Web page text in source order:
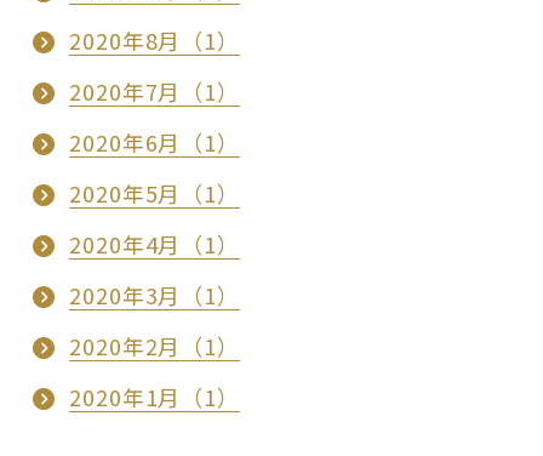
2020年8月（1）
2020年7月（1）
2020年6月（1）
2020年5月（1）
2020年4月（1）
2020年3月（1）
2020年2月（1）
2020年1月（1）